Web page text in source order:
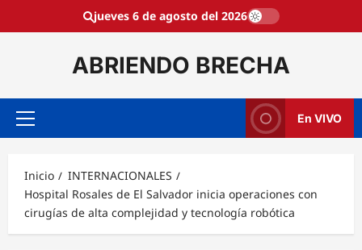
jueves 6 de agosto del 2026
ABRIENDO BRECHA
Menú
En VIVO
Inicio
INTERNACIONALES
Hospital Rosales de El Salvador inicia operaciones con
cirugías de alta complejidad y tecnología robótica